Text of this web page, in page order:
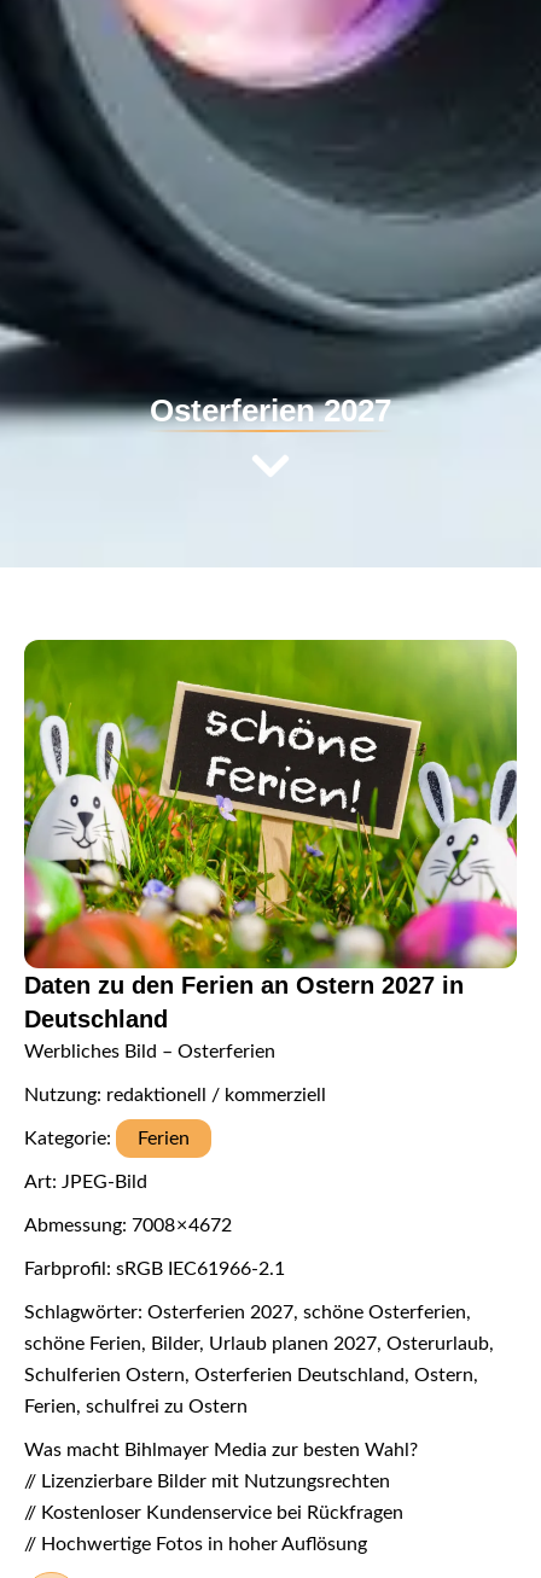
Osterferien 2027
Daten zu den Ferien an Ostern 2027 in
Deutschland
Werbliches Bild – Osterferien
Nutzung: redaktionell / kommerziell
Kategorie: Ferien
Art: JPEG-Bild
Abmessung: 7008 × 4672
Farbprofil: sRGB IEC61966-2.1
Schlagwörter: Osterferien 2027, schöne Osterferien,
schöne Ferien, Bilder, Urlaub planen 2027, Osterurlaub,
Schulferien Ostern, Osterferien Deutschland, Ostern,
Ferien, schulfrei zu Ostern
Was macht Bihlmayer Media zur besten Wahl?
// Lizenzierbare Bilder mit Nutzungsrechten
// Kostenloser Kundenservice bei Rückfragen
// Hochwertige Fotos in hoher Auflösung